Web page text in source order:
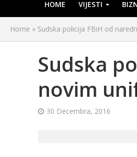
HOME VIJESTI
Home » Sudska policija FBiH od
Sudska
novim
30 Decembra, 2016